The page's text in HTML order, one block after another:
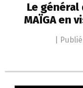
Le
MAÏGA en
|